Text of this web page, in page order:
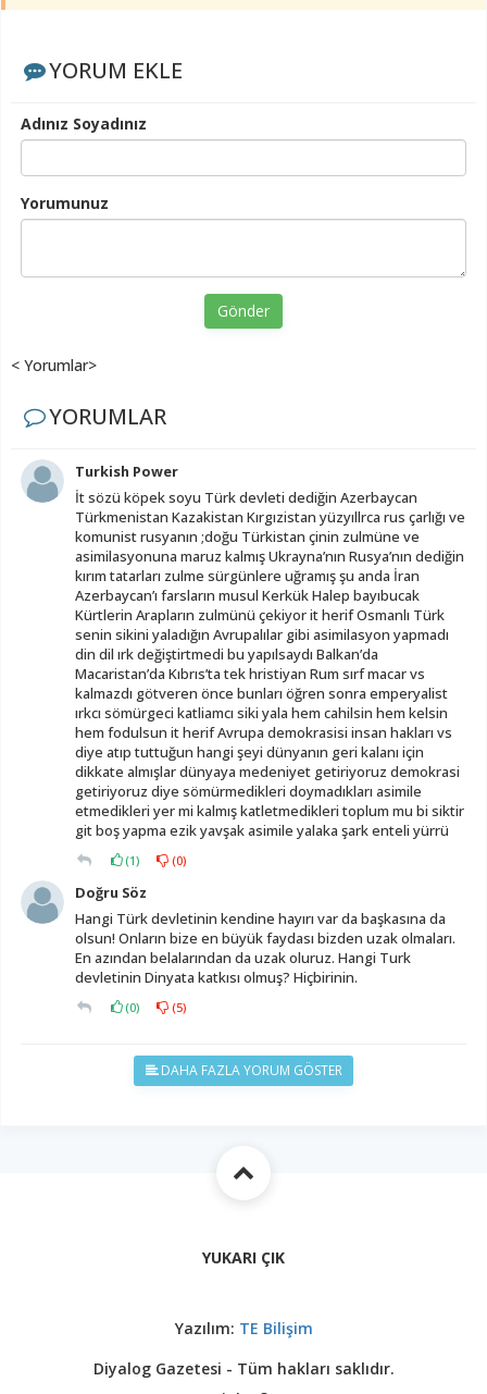
YORUM EKLE
Adınız Soyadınız
Yorumunuz
Gönder
< Yorumlar>
YORUMLAR
Turkish Power
İt sözü köpek soyu Türk devleti dediğin Azerbaycan
Türkmenistan Kazakistan Kırgızistan yüzyıllrca rus çarlığı ve
komunist rusyanın ;doğu Türkistan çinin zulmüne ve
asimilasyonuna maruz kalmış Ukrayna’nın Rusya’nın dediğin
kırım tatarları zulme sürgünlere uğramış şu anda İran
Azerbaycan’ı farsların musul Kerkük Halep bayıbucak
Kürtlerin Arapların zulmünü çekiyor it herif Osmanlı Türk
senin sikini yaladığın Avrupalılar gibi asimilasyon yapmadı
din dil ırk değiştirtmedi bu yapılsaydı Balkan’da
Macaristan’da Kıbrıs’ta tek hristiyan Rum sırf macar vs
kalmazdı götveren önce bunları öğren sonra emperyalist
ırkcı sömürgeci katliamcı siki yala hem cahilsin hem kelsin
hem fodulsun it herif Avrupa demokrasisi insan hakları vs
diye atıp tuttuğun hangi şeyi dünyanın geri kalanı için
dikkate almışlar dünyaya medeniyet getiriyoruz demokrasi
getiriyoruz diye sömürmedikleri doymadıkları asimile
etmedikleri yer mi kalmış katletmedikleri toplum mu bi siktir
git boş yapma ezik yavşak asimile yalaka şark enteli yürrü
(1) (0)
Doğru Söz
Hangi Türk devletinin kendine hayırı var da başkasına da
olsun! Onların bize en büyük faydası bizden uzak olmaları.
En azından belalarından da uzak oluruz. Hangi Turk
devletinin Dinyata katkısı olmuş? Hiçbirinin.
(0) (5)
DAHA FAZLA YORUM GÖSTER
YUKARI ÇIK
Yazılım: TE Bilişim
Diyalog Gazetesi - Tüm hakları saklıdır.